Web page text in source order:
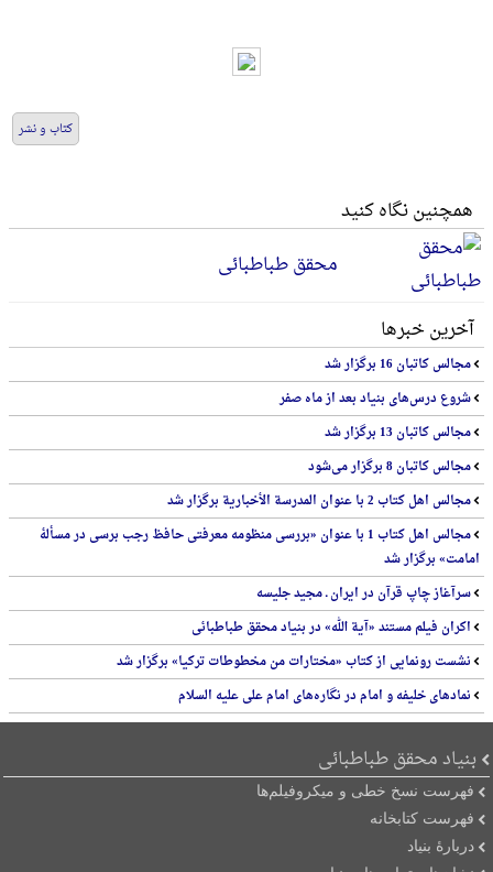
کتاب و نشر
همچنین نگاه کنید
محقق طباطبائی
آخرین خبرها
مجالس کاتبان 16 برگزار شد
شروع درس‌های بنیاد بعد از ماه صفر
مجالس کاتبان 13 برگزار شد
مجالس کاتبان 8 برگزار می‌شود
مجالس اهل کتاب 2 با عنوان المدرسة الأخباریة برگزار شد
مجالس اهل کتاب 1 با عنوان «بررسی منظومه معرفتی حافظ رجب برسی در مسألۀ
امامت» برگزار شد
سرآغاز چاپ قرآن در ایران ـ مجید جلیسه
اکران فیلم مستند «آیة الله» در بنیاد محقق طباطبائی
نشست رونمایی از کتاب «مختارات من مخطوطات ترکیا» برگزار شد
نمادهای خلیفه و امام در نگاره‌های امام علی علیه السلام
بنیاد محقق طباطبائی
فهرست نسخ خطی و میکروفیلم‌ها
فهرست کتابخانه
دربارۀ بنیاد